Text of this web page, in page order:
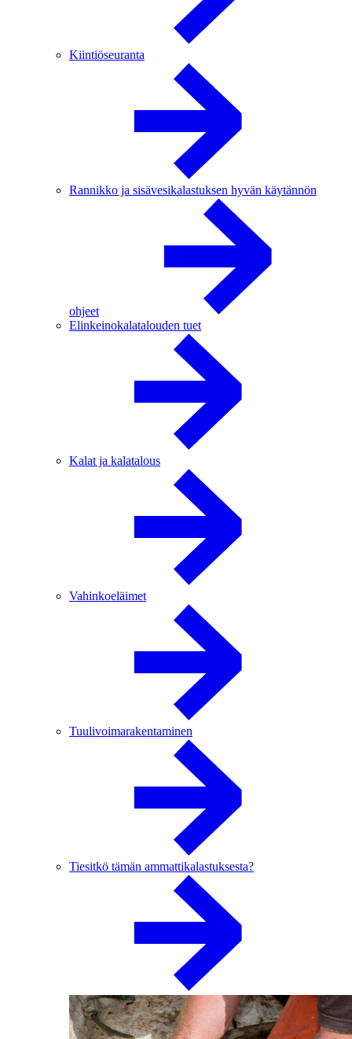
Kiintiöseuranta
Rannikko ja sisävesikalastuksen hyvän käytännön
ohjeet
Elinkeinokalatalouden tuet
Kalat ja kalatalous
Vahinkoeläimet
Tuulivoimarakentaminen
Tiesitkö tämän ammattikalastuksesta?